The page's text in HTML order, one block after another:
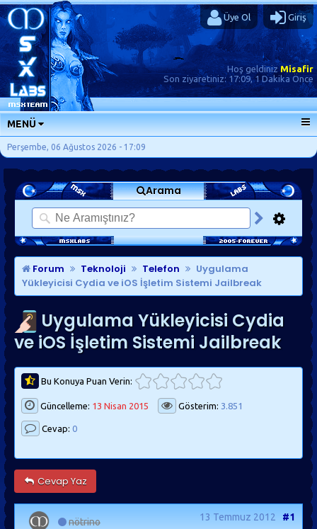
Üye Ol Giriş
Hoş geldinizMisafir
Son ziyaretiniz: 17:09, 1 Dakika Önce
MENÜ
ANA SAYFA
FORUMLAR
SORU-CEVAP
GÜNLÜKLER
SON MESAJLAR
KISAYOLLAR
Perşembe, 06 Ağustos 2026 - 17:09
Arama
Forum Teknoloji Telefon
Uygulama
Yükleyicisi Cydia ve iOS İşletim Sistemi Jailbreak
Uygulama Yükleyicisi Cydia
ve iOS İşletim Sistemi Jailbreak
Bu Konuya Puan Verin:
Güncelleme: 13 Nisan 2015 Gösterim: 3.851
Cevap: 0
Cevap Yaz
nötrino 13 Temmuz 2012 #1